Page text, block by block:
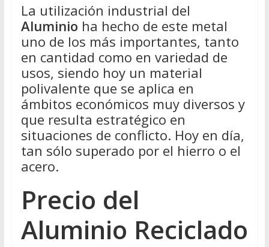
La utilización industrial del
Aluminio ha hecho de este metal
uno de los más importantes, tanto
en cantidad como en variedad de
usos, siendo hoy un material
polivalente que se aplica en
ámbitos económicos muy diversos y
que resulta estratégico en
situaciones de conflicto. Hoy en día,
tan sólo superado por el hierro o el
acero.
Precio del
Aluminio Reciclado